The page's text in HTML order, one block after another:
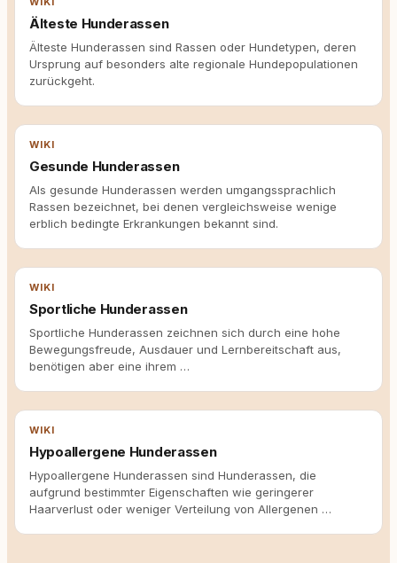
Älteste Hunderassen
Älteste Hunderassen sind Rassen oder Hundetypen, deren
Ursprung auf besonders alte regionale Hundepopulationen
zurückgeht.
WIKI
Gesunde Hunderassen
Als gesunde Hunderassen werden umgangssprachlich
Rassen bezeichnet, bei denen vergleichsweise wenige
erblich bedingte Erkrankungen bekannt sind.
WIKI
Sportliche Hunderassen
Sportliche Hunderassen zeichnen sich durch eine hohe
Bewegungsfreude, Ausdauer und Lernbereitschaft aus,
benötigen aber eine ihrem …
WIKI
Hypoallergene Hunderassen
Hypoallergene Hunderassen sind Hunderassen, die
aufgrund bestimmter Eigenschaften wie geringerer
Haarverlust oder weniger Verteilung von Allergenen …